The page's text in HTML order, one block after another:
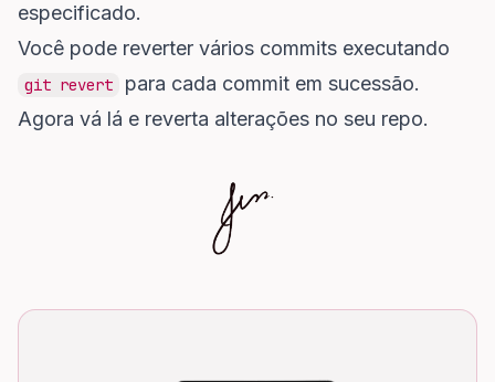
especificado.
Você pode reverter vários commits executando
git revert
para cada commit em sucessão.
Agora vá lá e reverta alterações no seu repo.